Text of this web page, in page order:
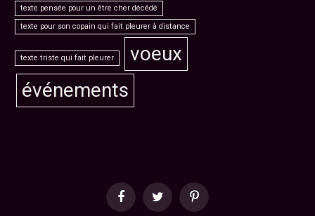
texte pensée pour un être cher décédé
texte pour son copain qui fait pleurer à distance
texte triste qui fait pleurer
voeux
événements
FacebookTwitter Pinterest